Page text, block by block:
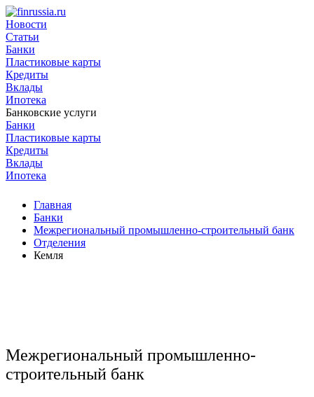
Новости
Статьи
Банки
Пластиковые карты
Кредиты
Вклады
Ипотека
Банковские услуги
Банки
Пластиковые карты
Кредиты
Вклады
Ипотека
Главная
Банки
Межрегиональный промышленно-строительный банк
Отделения
Кемля
Межрегиональный промышленно-
строительный банк